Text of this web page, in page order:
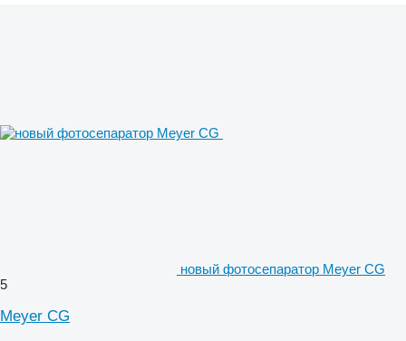
новый фотосепаратор Meyer CG
5
Meyer CG